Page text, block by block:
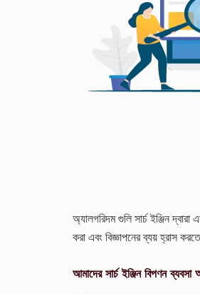
অ্যালগরিদম গুলি সার্চ ইঞ্জিন
করা এবং বিজ্ঞাপনের ব্যয় হ্রাস
আমাদের সার্চ ইঞ্জিন বিপণন